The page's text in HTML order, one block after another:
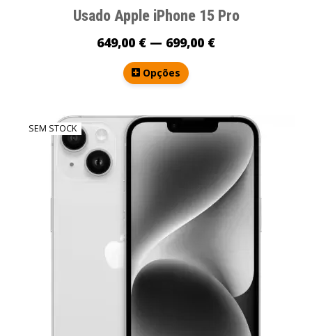
Usado Apple iPhone 15 Pro
649,00 € — 699,00 €
Opções
SEM STOCK